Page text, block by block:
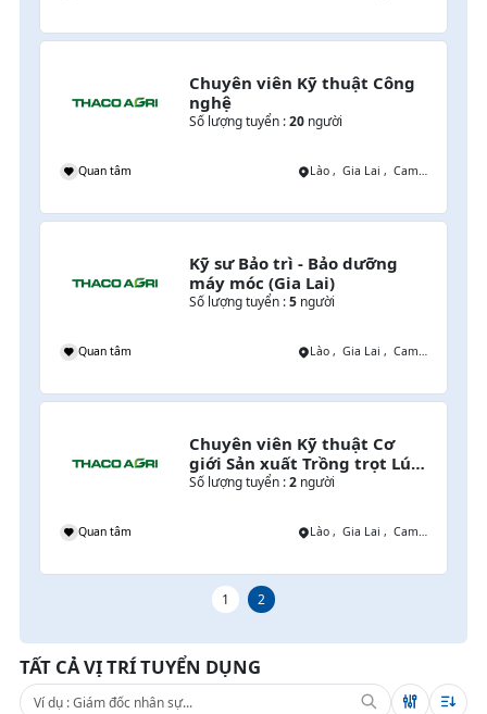
Chuyên viên Kỹ thuật Công
nghệ
Số lượng tuyển :20người
Quan tâm Lào , Gia Lai , Campuchia
Kỹ sư Bảo trì - Bảo dưỡng
máy móc (Gia Lai)
Số lượng tuyển :5người
Quan tâm Lào , Gia Lai , Campuchia
Chuyên viên Kỹ thuật Cơ
giới Sản xuất Trồng trọt Lúa
& Cây Lương thực
Số lượng tuyển :2người
Quan tâm Lào , Gia Lai , Campuchia
1 2
TẤT CẢ VỊ TRÍ TUYỂN DỤNG